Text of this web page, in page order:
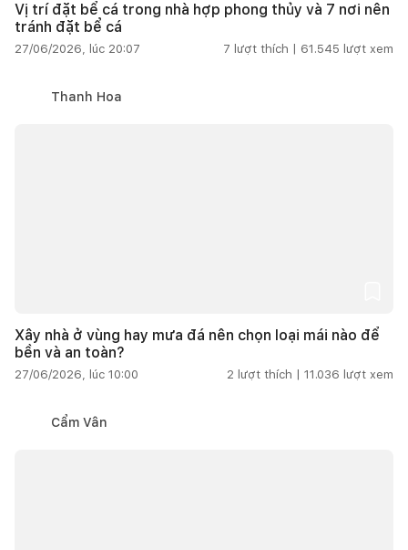
Vị trí đặt bể cá trong nhà hợp phong thủy và 7 nơi nên
tránh đặt bể cá
27/06/2026, lúc 20:07 7 lượt thích | 61.545 lượt xem
Thanh Hoa
Xây nhà ở vùng hay mưa đá nên chọn loại mái nào để
bền và an toàn?
27/06/2026, lúc 10:00 2 lượt thích | 11.036 lượt xem
Cẩm Vân